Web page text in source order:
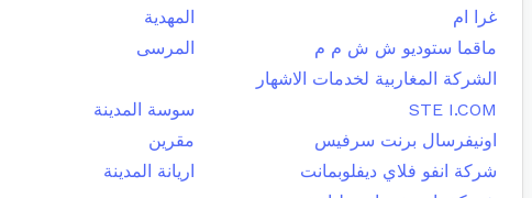
غرا ام
المهدية
ماقما ستوديو ش ش م م
المرسى
الشركة المغاربية لخدمات الاشهار
STE I.COM
سوسة المدينة
اونيفرسال برنت سرفيس
مقرين
شركة انفو فلاي ديفلوبمانت
اريانة المدينة